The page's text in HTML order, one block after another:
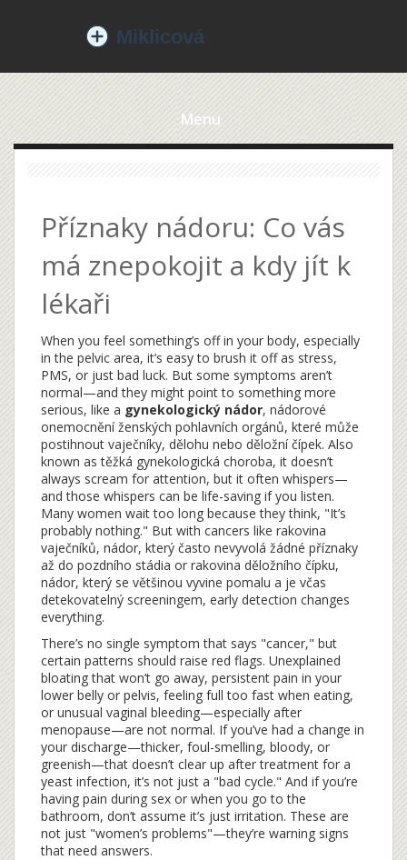
Menu
Příznaky nádoru: Co vás
má znepokojit a kdy jít k
lékaři
When you feel something’s off in your body, especially
in the pelvic area, it’s easy to brush it off as stress,
PMS, or just bad luck. But some symptoms aren’t
normal—and they might point to something more
serious, like a gynekologický nádor, nádorové
onemocnění ženských pohlavních orgánů, které může
postihnout vaječníky, dělohu nebo děložní čípek. Also
known astěžká gynekologická choroba, it doesn’t
always scream for attention, but it often whispers—
and those whispers can be life-saving if you listen.
Many women wait too long because they think, "It’s
probably nothing." But with cancers like rakovina
vaječníků, nádor, který často nevyvolá žádné příznaky
až do pozdního stádia or rakovina děložního čípku,
nádor, který se většinou vyvine pomalu a je včas
detekovatelný screeningem, early detection changes
everything.
There’s no single symptom that says "cancer," but
certain patterns should raise red flags. Unexplained
bloating that won’t go away, persistent pain in your
lower belly or pelvis, feeling full too fast when eating,
or unusual vaginal bleeding—especially after
menopause—are not normal. If you’ve had a change in
your discharge—thicker, foul-smelling, bloody, or
greenish—that doesn’t clear up after treatment for a
yeast infection, it’s not just a "bad cycle." And if you’re
having pain during sex or when you go to the
bathroom, don’t assume it’s just irritation. These are
not just "women’s problems"—they’re warning signs
that need answers.